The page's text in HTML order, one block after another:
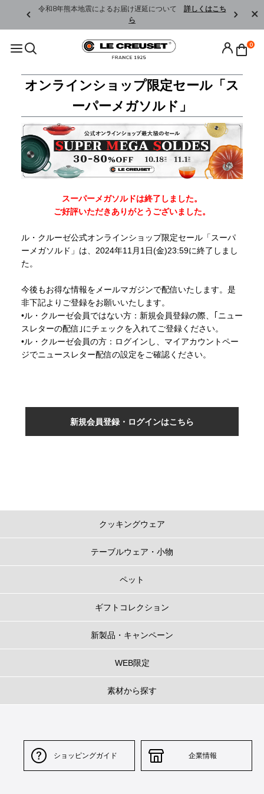
令和8年熊本地震によるお届け遅延について 詳しくはこち
ら
0
オンラインショップ限定セール「ス
ーパーメガソルド」
スーパーメガソルドは終了しました。
ご好評いただきありがとうございました。
ル・クルーゼ公式オンラインショップ限定セール 「スーパ
ーメガソルド」 は、2024年11月1日(金)23:59に終了しまし
た。
今後もお得な情報をメールマガジンで配信いたします。是
非下記よりご登録をお願いいたします。
•ル・クルーゼ会員ではない方：新規会員登録の際、｢ニュー
スレターの配信｣にチェックを入れてご登録ください。
•ル・クルーゼ会員の方：ログインし、マイアカウントペー
ジでニュースレター配信の設定をご確認ください。
新規会員登録・ログインはこちら
クッキングウェア
テーブルウェア・小物
ペット
ギフトコレクション
新製品・キャンペーン
WEB限定
素材から探す
ショッピングガイド 企業情報